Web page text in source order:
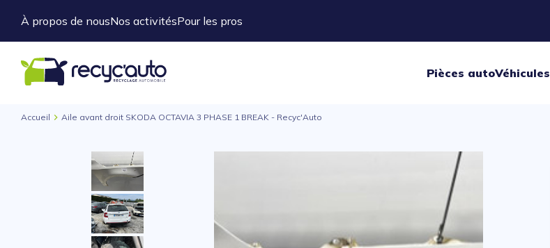
À propos de nousNos activitésPour les pros
Pièces autoVéhicules
Accueil Aile avant droit SKODA OCTAVIA 3 PHASE 1 BREAK - Recyc'Auto